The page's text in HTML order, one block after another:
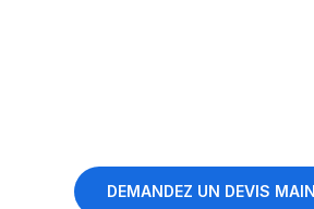
DEMANDEZ UN DEVIS